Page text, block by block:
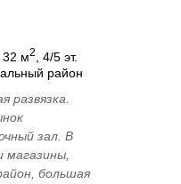
32 м2
, 4/5 эт.
район
развязка.
зал. В
магазины,
большая